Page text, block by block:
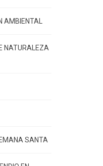
AMBIENTAL
NATURALEZA
SANTA